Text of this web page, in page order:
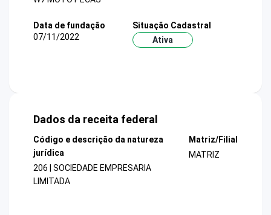
Data de fundação
07/11/2022
Situação Cadastral
Ativa
Dados da receita federal
Código e descrição da natureza
jurídica
206 | SOCIEDADE EMPRESARIA
LIMITADA
Matriz/Filial
MATRIZ